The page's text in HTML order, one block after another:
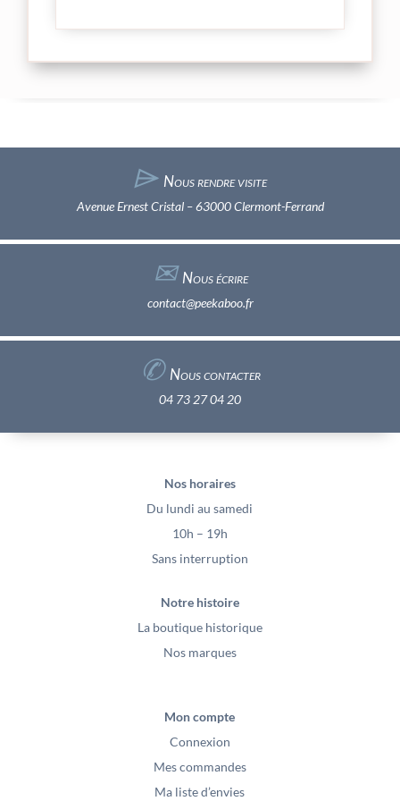
⌲ Nous rendre visite
Avenue Ernest Cristal – 63000 Clermont-Ferrand
✉︎Nous écrire
contact@peekaboo.fr
✆ Nous contacter
04 73 27 04 20
Nos horaires
Du lundi au samedi
10h – 19h
Sans interruption
Notre histoire
La boutique historique
Nos marques
Mon compte
Connexion
Mes commandes
Ma liste d’envies